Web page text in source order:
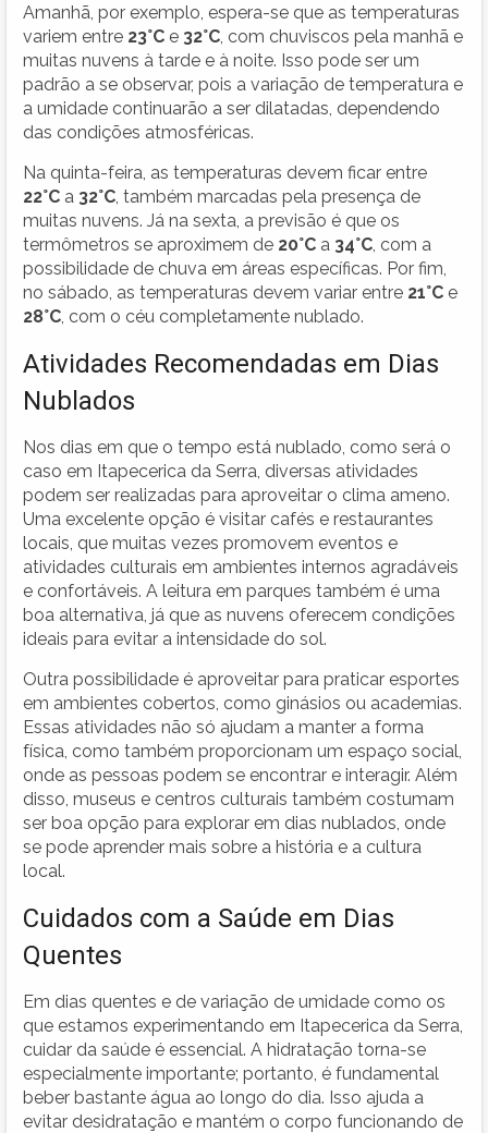
Amanhã, por exemplo, espera-se que as temperaturas
variem entre 23°C e 32°C , com chuviscos pela manhã e
muitas nuvens à tarde e à noite. Isso pode ser um
padrão a se observar, pois a variação de temperatura e
a umidade continuarão a ser dilatadas, dependendo
das condições atmosféricas.
Na quinta-feira, as temperaturas devem ficar entre
22°C a 32°C , também marcadas pela presença de
muitas nuvens. Já na sexta, a previsão é que os
termômetros se aproximem de 20°C a 34°C , com a
possibilidade de chuva em áreas específicas. Por fim,
no sábado, as temperaturas devem variar entre 21°C e
28°C , com o céu completamente nublado.
Atividades Recomendadas em Dias
Nublados
Nos dias em que o tempo está nublado, como será o
caso em Itapecerica da Serra, diversas atividades
podem ser realizadas para aproveitar o clima ameno.
Uma excelente opção é visitar cafés e restaurantes
locais, que muitas vezes promovem eventos e
atividades culturais em ambientes internos agradáveis
e confortáveis. A leitura em parques também é uma
boa alternativa, já que as nuvens oferecem condições
ideais para evitar a intensidade do sol.
Outra possibilidade é aproveitar para praticar esportes
em ambientes cobertos, como ginásios ou academias.
Essas atividades não só ajudam a manter a forma
física, como também proporcionam um espaço social,
onde as pessoas podem se encontrar e interagir. Além
disso, museus e centros culturais também costumam
ser boa opção para explorar em dias nublados, onde
se pode aprender mais sobre a história e a cultura
local.
Cuidados com a Saúde em Dias
Quentes
Em dias quentes e de variação de umidade como os
que estamos experimentando em Itapecerica da Serra,
cuidar da saúde é essencial. A hidratação torna-se
especialmente importante; portanto, é fundamental
beber bastante água ao longo do dia. Isso ajuda a
evitar desidratação e mantém o corpo funcionando de